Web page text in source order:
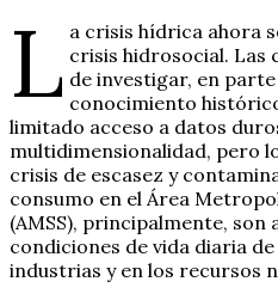
L a crisis hídrica ahora
crisis hidrosocial. Las
de investigar, en
conocimiento
limitado acceso a datos
multidimensionalidad, pero
crisis de escasez y
consumo en el Área
(AMSS), principalmente, son
condiciones de vida diaria
industrias y en los recursos